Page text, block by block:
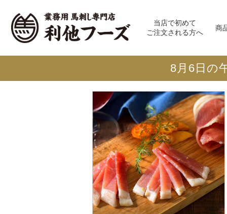
当店で初めて
ご注文される方へ
商
8月6日の